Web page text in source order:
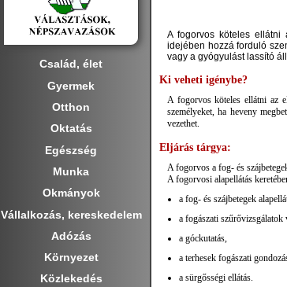
Család, élet
Gyermek
Otthon
Oktatás
Egészség
Munka
Okmányok
Vállalkozás, kereskedelem
Adózás
Környezet
Közlekedés
A fogorvos köteles ellátni
idejében hozzá forduló
vagy a gyógyulást lassító
Ki veheti igénybe?
A fogorvos köteles ellátni az
személyeket, ha heveny
vezethet.
Eljárás tárgya:
A fogorvos a fog- és
A fogorvosi alapellátás
a fog- és szájbetegek
a fogászati szűrővizsgálatok
a góckutatás,
a terhesek fogászati
a sürgősségi ellátás.